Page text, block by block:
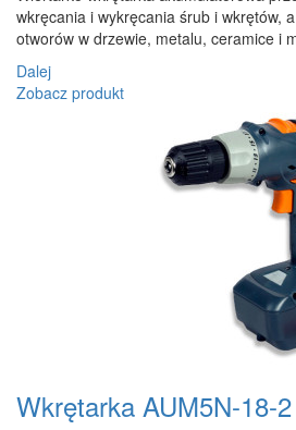
wkręcania i wykręcania śrub i wkrętów,
otworów w drzewie, metalu, ceramice i
Dalej
Zobacz produkt
Wkrętarka AUM5N-18-2